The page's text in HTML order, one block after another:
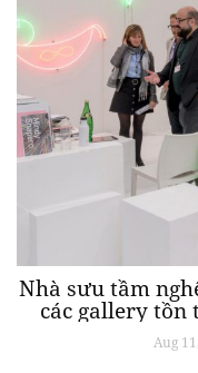
Nhà sưu tầm
các gallery tồn
Aug